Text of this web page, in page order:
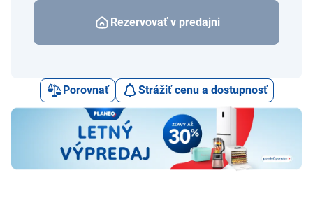
Rezervovať v predajni
Porovnať Strážiť cenu a dostupnosť